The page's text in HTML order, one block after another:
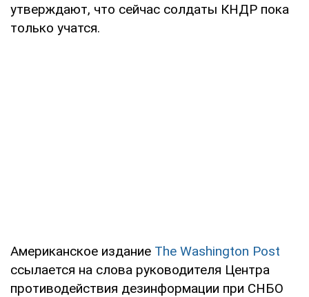
утверждают, что сейчас солдаты КНДР пока
только учатся.
Американское издание The Washington Post
ссылается на слова руководителя Центра
противодействия дезинформации при СНБО